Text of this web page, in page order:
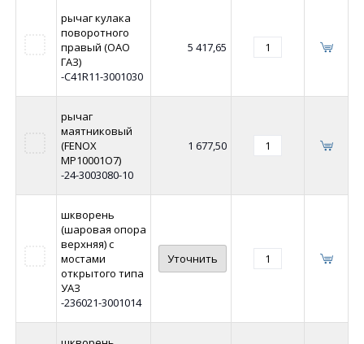
рычаг кулака
поворотного
правый (ОАО
ГАЗ)
-C41R11-3001030
5 417,65
рычаг
маятниковый
(FENOX
MP10001O7)
-24-3003080-10
1 677,50
шкворень
(шаровая опора
верхняя) с
мостами
открытого типа
УАЗ
-236021-3001014
Уточнить